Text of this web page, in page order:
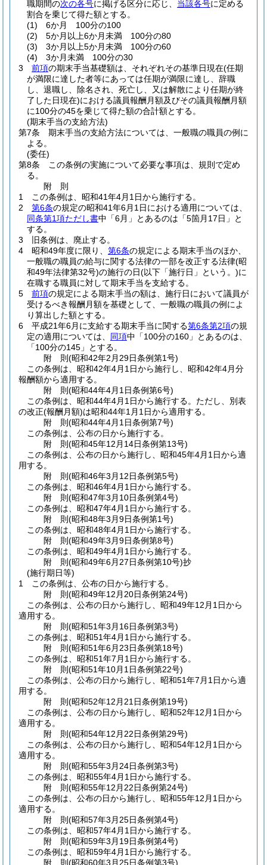
職期間の次の各号に掲げる区分に応じ、 当該各号に定める
割合を乗じて得た額とする。
(1)
6か月 100分の100
(2)
5か月以上6か月未満 100分の80
(3)
3か月以上5か月未満 100分の60
(4)
3か月未満 100分の30
3
前項の期末手当基礎額は、それぞれその基準日現在(任期
が満限に達した者等にあっては任期が満限に達し、辞職
し、退職し、除名され、死亡し、又は解散により任期が終
了した日現在)における議員報酬月額及びその議員報酬月額
に100分の45を乗じて得た額の合計額とする。
(期末手当の支給方法)
第7条
期末手当の支給方法については、一般職の職員の例に
よる。
(委任)
第8条
この条例の実施について必要な事項は、規則で定め
る。
附 則
1
この条例は、昭和41年4月1日から施行する。
2
第6条の規定の昭和41年6月1日における適用については、
同条第1項ただし書中「6月」とあるのは「5箇月17日」と
する。
3
旧条例は、廃止する。
4
昭和49年度に限り、 第6条の規定による期末手当のほか、
一般職の職員の給与に関する法律の一部を改正する法律(昭
和49年法律第32号)の施行の日(以下「施行日」という。)に
在職する職員に対して期末手当を支給する。
5
前項の規定による期末手当の額は、施行日において議員が
受けるべき報酬月額を基礎として、一般職の職員の例によ
り算出した額とする。
6
平成21年6月に支給する期末手当に関する第6条第2項の規
定の適用については、 同項中「100分の160」とあるのは、
「100分の145」とする。
附 則(昭和42年2月29日条例第1号)
この条例は、昭和42年4月1日から施行し、昭和42年4月分
報酬額から適用する。
附 則(昭和44年4月1日条例第6号)
この条例は、昭和44年4月1日から施行する。 ただし、別表
の改正(報酬月額)は昭和44年1月1日から適用する。
附 則(昭和44年4月1日条例第7号)
この条例は、公布の日から施行する。
附 則(昭和45年12月14日条例第13号)
この条例は、公布の日から施行し、昭和45年4月1日から適
用する。
附 則(昭和46年3月12日条例第5号)
この条例は、昭和46年4月1日から施行する。
附 則(昭和47年3月10日条例第4号)
この条例は、昭和47年4月1日から施行する。
附 則(昭和48年3月9日条例第1号)
この条例は、昭和48年4月1日から施行する。
附 則(昭和49年3月9日条例第8号)
この条例は、昭和49年4月1日から施行する。
附 則(昭和49年6月27日条例第10号)抄
(施行期日等)
1
この条例は、公布の日から施行する。
附 則(昭和49年12月20日条例第24号)
この条例は、公布の日から施行し、昭和49年12月1日から
適用する。
附 則(昭和51年3月16日条例第3号)
この条例は、昭和51年4月1日から施行する。
附 則(昭和51年6月23日条例第18号)
この条例は、昭和51年7月1日から施行する。
附 則(昭和51年10月1日条例第22号)
この条例は、公布の日から施行し、昭和51年7月1日から適
用する。
附 則(昭和52年12月21日条例第19号)
この条例は、公布の日から施行し、昭和52年12月1日から
適用する。
附 則(昭和54年12月22日条例第29号)
この条例は、公布の日から施行し、昭和54年12月1日から
適用する。
附 則(昭和55年3月24日条例第3号)
この条例は、昭和55年4月1日から施行する。
附 則(昭和55年12月22日条例第24号)
この条例は、公布の日から施行し、昭和55年12月1日から
適用する。
附 則(昭和57年3月25日条例第4号)
この条例は、昭和57年4月1日から施行する。
附 則(昭和59年3月19日条例第4号)
この条例は、昭和59年4月1日から施行する。
附 則(昭和60年3月25日条例第3号)